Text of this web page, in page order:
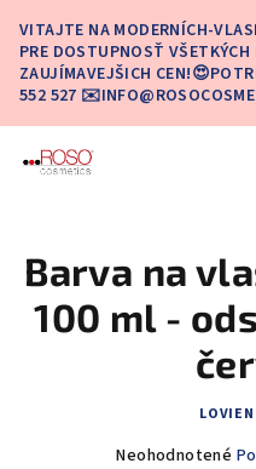
obsah
VITAJTE NA MODERNÍCH-
PRE DOSTUPNOSŤ
ZAUJÍMAVEJŠICH
552 527
Barva na
100 ml -
Priemerné
Neohodnotené